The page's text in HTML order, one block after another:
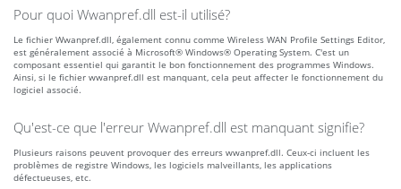
Pour quoi Wwanpref.dll est-il utilisé?
Le fichier Wwanpref.dll, également connu comme Wireless WAN Profile Settings Editor,
est généralement associé à Microsoft® Windows® Operating System. C'est un
composant essentiel qui garantit le bon fonctionnement des programmes Windows.
Ainsi, si le fichier wwanpref.dll est manquant, cela peut affecter le fonctionnement du
logiciel associé.
Qu'est-ce que l'erreur Wwanpref.dll est manquant signifie?
Plusieurs raisons peuvent provoquer des erreurs wwanpref.dll. Ceux-ci incluent les
problèmes de registre Windows, les logiciels malveillants, les applications
défectueuses, etc.